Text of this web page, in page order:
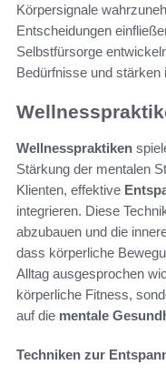
Körpersignale
Entscheidungen
Selbstfürsorge
Bedürfnisse und stärken
Wellnesspraktiken
Stärkung der mentalen
Klienten, effektive
integrieren. Diese
abzubauen und die
dass körperliche
Alltag ausgesprochen
körperliche Fitness,
auf die mentale
Techniken zur